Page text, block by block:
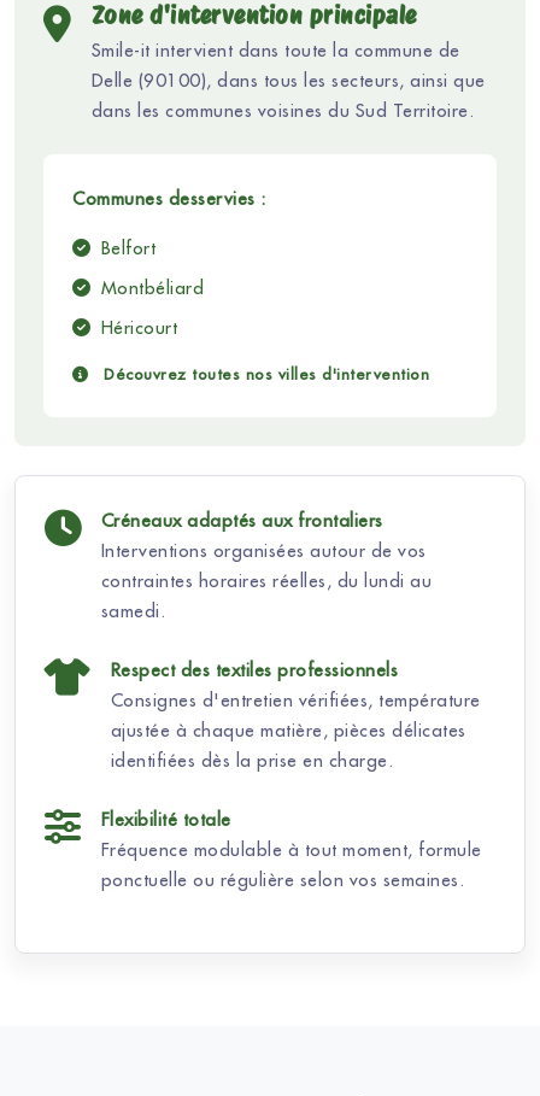
Zone d'intervention principale
Smile-it intervient dans toute la commune de
Delle (90100), dans tous les secteurs, ainsi que
dans les communes voisines du Sud Territoire.
Communes desservies :
Belfort
Montbéliard
Héricourt
Découvrez toutes nos villes d'intervention
Créneaux adaptés aux frontaliers
Interventions organisées autour de vos
contraintes horaires réelles, du lundi au
samedi.
Respect des textiles professionnels
Consignes d'entretien vérifiées, température
ajustée à chaque matière, pièces délicates
identifiées dès la prise en charge.
Flexibilité totale
Fréquence modulable à tout moment, formule
ponctuelle ou régulière selon vos semaines.